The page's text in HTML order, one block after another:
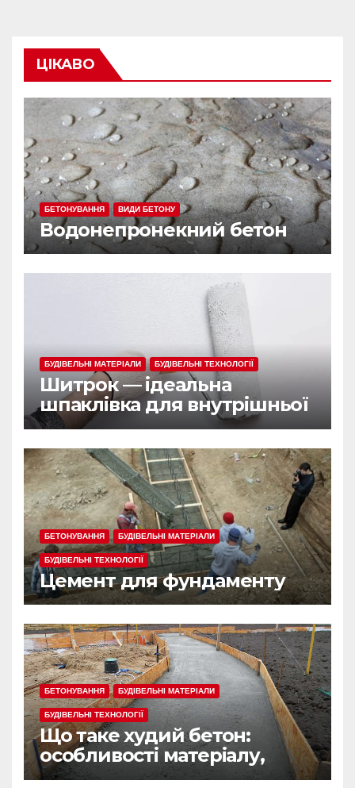
ЦІКАВО
БЕТОНУВАННЯ ВИДИ БЕТОНУ
Водонепронекний бетон
БУДІВЕЛЬНІ МАТЕРІАЛИ БУДІВЕЛЬНІ ТЕХНОЛОГІЇ
Шитрок — ідеальна
шпаклівка для внутрішньої
обробки
БЕТОНУВАННЯ БУДІВЕЛЬНІ МАТЕРІАЛИ
БУДІВЕЛЬНІ ТЕХНОЛОГІЇ
Цемент для фундаменту
БЕТОНУВАННЯ БУДІВЕЛЬНІ МАТЕРІАЛИ
БУДІВЕЛЬНІ ТЕХНОЛОГІЇ
Що таке худий бетон:
особливості матеріалу,
сфера застосування